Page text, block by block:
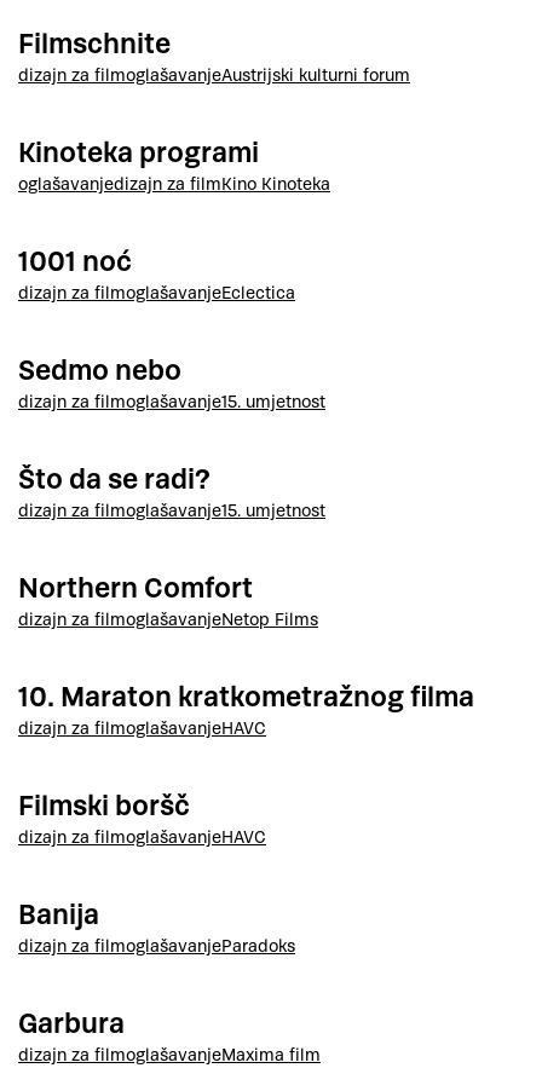
Filmschnite
dizajn za filmoglašavanjeAustrijski kulturni forum
Kinoteka programi
oglašavanjedizajn za filmKino Kinoteka
1001 noć
dizajn za filmoglašavanjeEclectica
Sedmo nebo
dizajn za filmoglašavanje15. umjetnost
Što da se radi?
dizajn za filmoglašavanje15. umjetnost
Northern Comfort
dizajn za filmoglašavanjeNetop Films
10. Maraton kratkometražnog filma
dizajn za filmoglašavanjeHAVC
Filmski boršč
dizajn za filmoglašavanjeHAVC
Banija
dizajn za filmoglašavanjeParadoks
Garbura
dizajn za filmoglašavanjeMaxima film